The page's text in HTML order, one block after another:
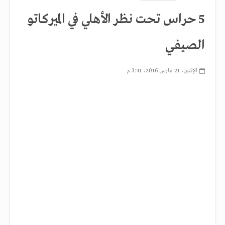
5 حراس تحت نظر الأهلي في الميركاتو
الصيفي
الإثنين، 21 مارس 2016، 3:41 م